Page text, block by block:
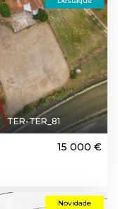
TER-TER_81
15 000 €
Novidade